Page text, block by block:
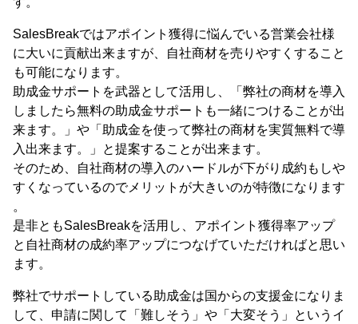
SalesBreakではアポイント獲得に悩んでいる営業会社様
に大いに貢献出来ますが、自社商材を売りやすくすること
も可能になります。
助成金サポートを武器として活用し、「弊社の商材を導入
しましたら無料の助成金サポートも一緒につけることが出
来ます。」や「助成金を使って弊社の商材を実質無料で導
入出来ます。」と提案することが出来ます。
そのため、自社商材の導入のハードルが下がり成約もしや
すくなっているのでメリットが大きいのが特徴になります
。
是非ともSalesBreakを活用し、アポイント獲得率アップ
と自社商材の成約率アップにつなげていただければと思い
ます。
弊社でサポートしている助成金は国からの支援金になりま
して、申請に関して「難しそう」や「大変そう」というイ